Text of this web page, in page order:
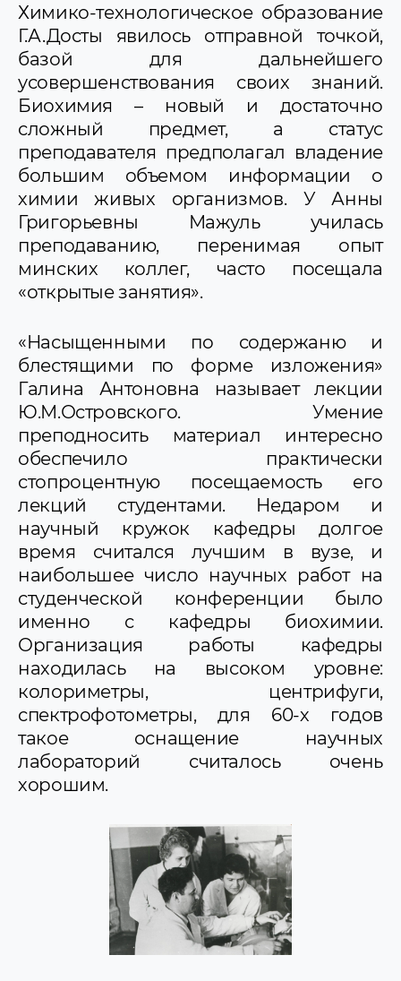
Химико-технологическое образование
Г.А.Досты явилось отправной точкой,
базой для дальнейшего
усовершенствования своих знаний.
Биохимия – новый и достаточно
сложный предмет, а статус
преподавателя предполагал владение
большим объемом информации о
химии живых организмов. У Анны
Григорьевны Мажуль училась
преподаванию, перенимая опыт
минских коллег, часто посещала
«открытые занятия».
«Насыщенными по содержаню и
блестящими по форме изложения»
Галина Антоновна называет лекции
Ю.М.Островского. Умение
преподносить материал интересно
обеспечило практически
стопроцентную посещаемость его
лекций студентами. Недаром и
научный кружок кафедры долгое
время считался лучшим в вузе, и
наибольшее число научных работ на
студенческой конференции было
именно с кафедры биохимии.
Организация работы кафедры
находилась на высоком уровне:
колориметры, центрифуги,
спектрофотометры, для 60-х годов
такое оснащение научных
лабораторий считалось очень
хорошим.